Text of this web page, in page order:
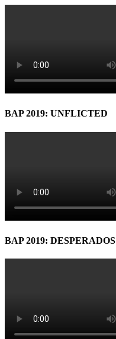
BAP 2019: UNFLICTED
BAP 2019: DESPERADOS